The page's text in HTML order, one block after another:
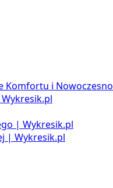
Komfortu i
| Wykresik.pl
| Wykresik.pl